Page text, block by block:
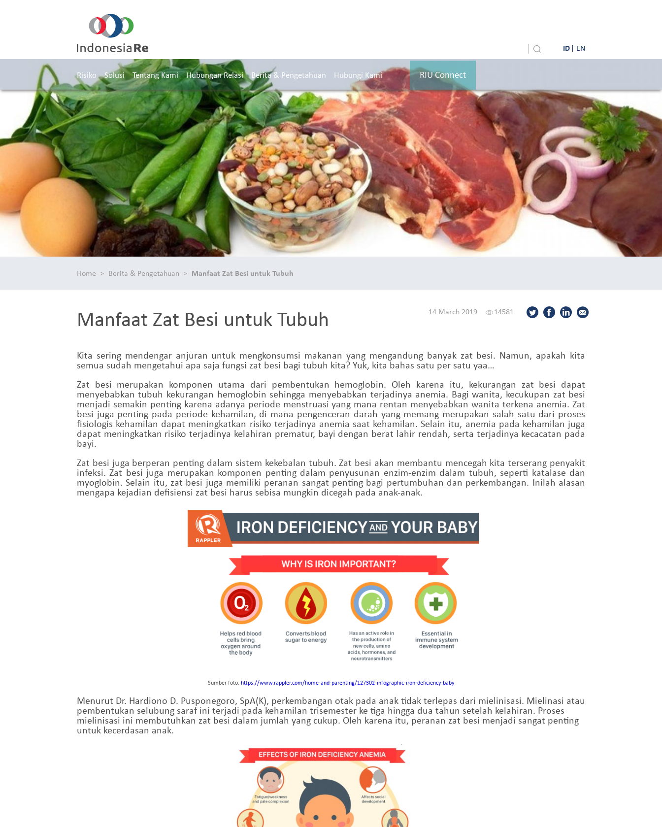
ID EN
Risiko Solusi Tentang Kami Hubungan Relasi Berita & Pengetahuan Hubungi Kami RIU Connect
Home Berita & Pengetahuan Manfaat Zat Besi untuk Tubuh
14 March 2019 14581
Manfaat Zat Besi untuk Tubuh
Kita sering mendengar anjuran untuk mengkonsumsi makanan yang mengandung banyak zat besi. Namun, apakah kita
semua sudah mengetahui apa saja fungsi zat besi bagi tubuh kita? Yuk, kita bahas satu per satu yaa…
Zat besi merupakan komponen utama dari pembentukan hemoglobin. Oleh karena itu, kekurangan zat besi dapat
menyebabkan tubuh kekurangan hemoglobin sehingga menyebabkan terjadinya anemia. Bagi wanita, kecukupan zat besi
menjadi semakin penting karena adanya periode menstruasi yang mana rentan menyebabkan wanita terkena anemia. Zat
besi juga penting pada periode kehamilan, di mana pengenceran darah yang memang merupakan salah satu dari proses
fisiologis kehamilan dapat meningkatkan risiko terjadinya anemia saat kehamilan. Selain itu, anemia pada kehamilan juga
dapat meningkatkan risiko terjadinya kelahiran prematur, bayi dengan berat lahir rendah, serta terjadinya kecacatan pada
bayi.
Zat besi juga berperan penting dalam sistem kekebalan tubuh. Zat besi akan membantu mencegah kita terserang penyakit
infeksi. Zat besi juga merupakan komponen penting dalam penyusunan enzim-enzim dalam tubuh, seperti katalase dan
myoglobin. Selain itu, zat besi juga memiliki peranan sangat penting bagi pertumbuhan dan perkembangan. Inilah alasan
mengapa kejadian defisiensi zat besi harus sebisa mungkin dicegah pada anak-anak.
Sumber foto: https://www.rappler.com/home-and-parenting/127302-infographic-iron-deficiency-baby
Menurut Dr. Hardiono D. Pusponegoro, SpA(K), perkembangan otak pada anak tidak terlepas dari mielinisasi. Mielinasi atau
pembentukan selubung saraf ini terjadi pada kehamilan trisemester ke tiga hingga dua tahun setelah kelahiran. Proses
mielinisasi ini membutuhkan zat besi dalam jumlah yang cukup. Oleh karena itu, peranan zat besi menjadi sangat penting
untuk kecerdasan anak.